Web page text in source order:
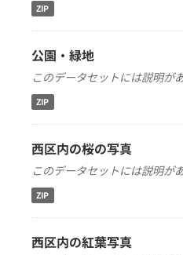
ZIP
公園・緑地
このデータセットには説明が
ZIP
西区内の桜の写真
このデータセットには説明が
ZIP
西区内の紅葉写真